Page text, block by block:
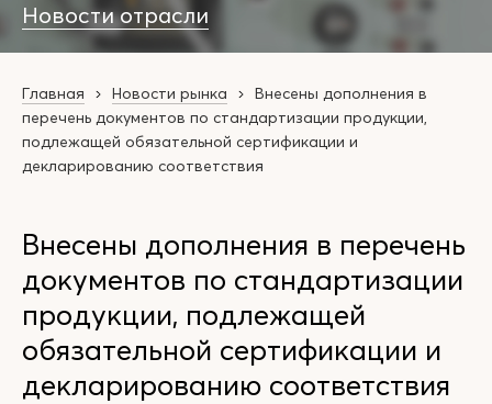
Новости отрасли
Главная Новости рынка
Внесены дополнения в
перечень документов по стандартизации продукции,
подлежащей обязательной сертификации и
декларированию соответствия
Внесены дополнения в перечень
документов по стандартизации
продукции, подлежащей
обязательной сертификации и
декларированию соответствия